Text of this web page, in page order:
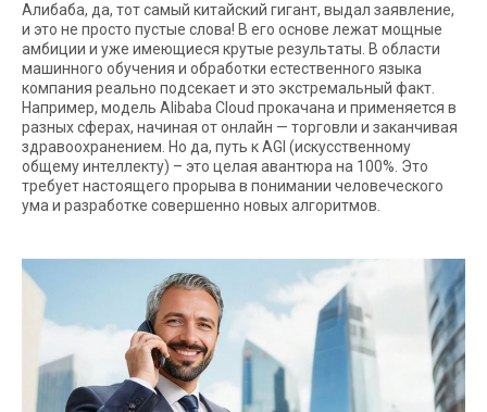
Алибаба, да, тот самый китайский гигант, выдал заявление,
и это не просто пустые слова! В его основе лежат мощные
амбиции и уже имеющиеся крутые результаты. В области
машинного обучения и обработки естественного языка
компания реально подсекает и это экстремальный факт.
Например, модель Alibaba Cloud прокачана и применяется в
разных сферах, начиная от онлайн — торговли и заканчивая
здравоохранением. Но да, путь к AGI (искусственному
общему интеллекту) – это целая авантюра на 100%. Это
требует настоящего прорыва в понимании человеческого
ума и разработке совершенно новых алгоритмов.